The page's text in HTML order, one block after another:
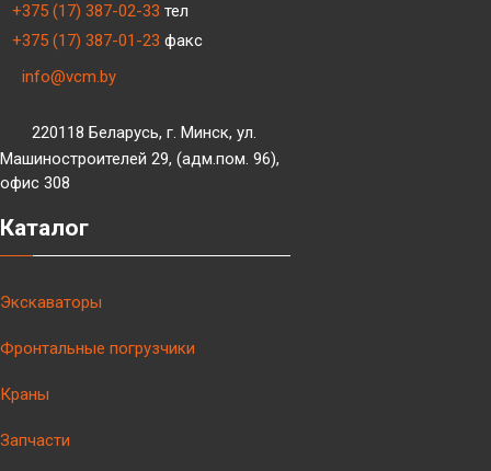
+375 (17) 387-02-33 тел
+375 (17) 387-01-23 факс
info@vcm.by
220118 Беларусь, г. Минск, ул.
Машиностроителей 29, (адм.пом. 96),
офис 308
Каталог
Экскаваторы
Фронтальные погрузчики
Краны
Запчасти